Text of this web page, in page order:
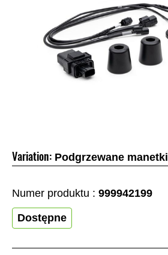
Variation: Podgrzewane manetki
Numer produktu : 999942199
Dostępne